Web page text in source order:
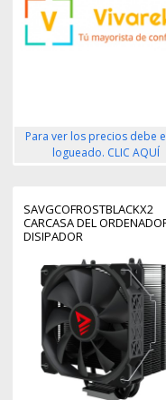
Para ver los precios debe
logueado. CLIC AQUÍ
SAVGCOFROSTBLACKX2
CARCASA DEL
DISIPADOR
NEGRO 1 PIEZA(S)